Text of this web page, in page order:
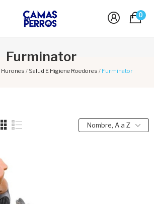
0
Furminator
Hurones Salud E Higiene Roedores Furminator
Nombre, A a Z